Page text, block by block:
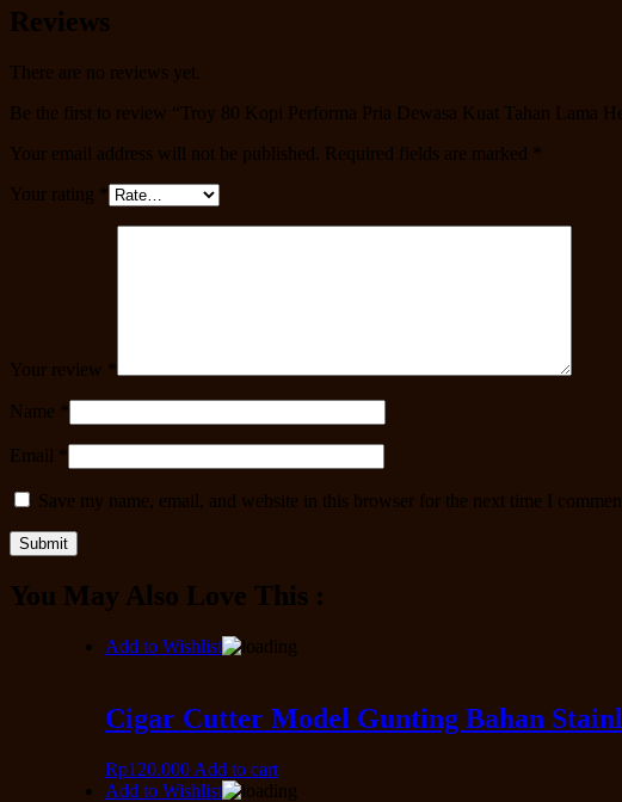
Reviews
There are no reviews yet.
Be the first to review “Troy 80 Kopi Performa Pria Dewasa Kuat Tahan Lama
Your email address will not be published.
Required fields are marked
Your rating
Your review
Name
Email
Save my name, email, and website in this browser for the next time I
You May Also Love This :
Add to Wishlist
Cigar Cutter Model Gunting Bahan
Rp120.000 Add to cart
Add to Wishlist